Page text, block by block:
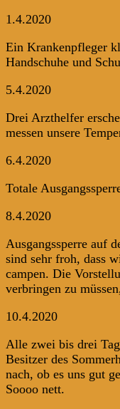
1.4.2020
Ein Krankenpfleger
Handschuhe und
5.4.2020
Drei Arzthelfer
messen unsere
6.4.2020
Totale
8.4.2020
Ausgangssperre auf
sind sehr froh, dass
campen. Die
verbringen zu
10.4.2020
Alle zwei bis drei
Besitzer des
nach, ob es uns gut
Soooo nett.